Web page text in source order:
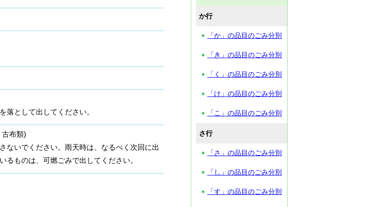
落として出してください。
布類)
ないでください。雨天時は、なるべく次回に出
るものは、可燃ごみで出してください。
か行
「か」の品目のごみ分別
「き」の品目のごみ分別
「く」の品目のごみ分別
「け」の品目のごみ分別
「こ」の品目のごみ分別
さ行
「さ」の品目のごみ分別
「し」の品目のごみ分別
「す」の品目のごみ分別